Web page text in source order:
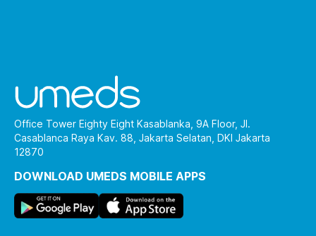
Office Tower Eighty Eight Kasablanka, 9A Floor, Jl.
Casablanca Raya Kav. 88, Jakarta Selatan, DKI Jakarta
12870
DOWNLOAD UMEDS MOBILE APPS